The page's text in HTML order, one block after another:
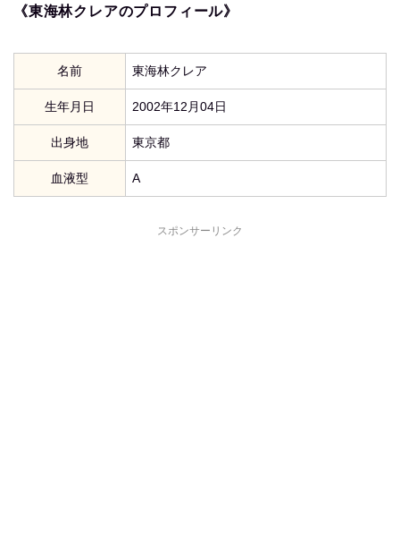
《東海林クレアのプロフィール》
名前 東海林クレア
生年月日 2002年12月04日
出身地 東京都
血液型 A
スポンサーリンク